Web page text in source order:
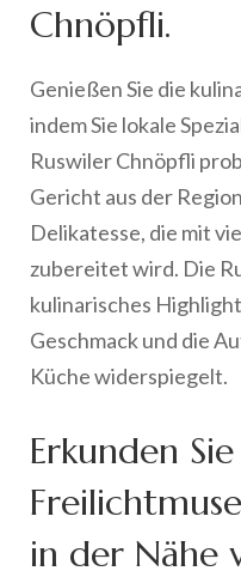
Chnöpfli.
Genießen Sie die
indem Sie lokale
Ruswiler Chnöpfli
Gericht aus der
Delikatesse, die mit
zubereitet wird. Die
kulinarisches
Geschmack und die
Küche widerspiegelt.
Erkunden
in der Nähe